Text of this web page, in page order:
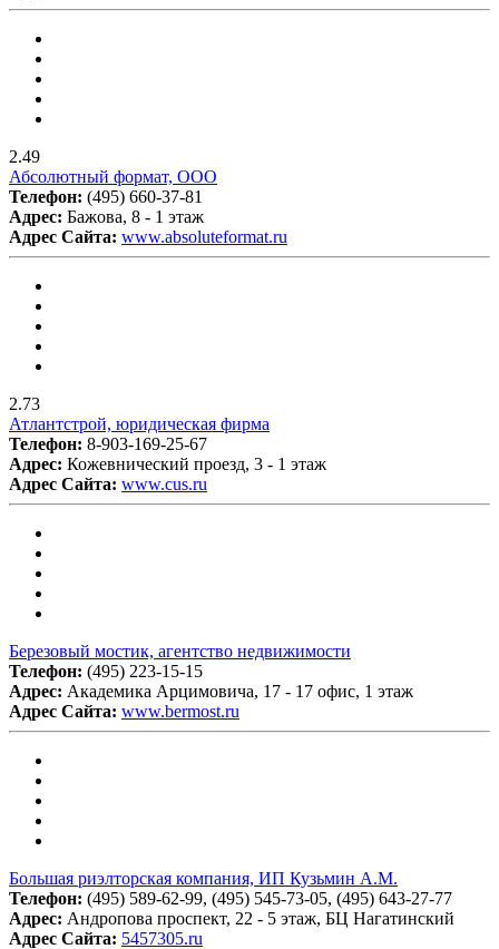
2.49
Абсолютный формат, ООО
Телефон: (495) 660-37-81
Адрес: Бажова, 8 - 1 этаж
Адрес Сайта: www.absoluteformat.ru
2.73
Атлантстрой, юридическая фирма
Телефон: 8-903-169-25-67
Адрес: Кожевнический проезд, 3 - 1 этаж
Адрес Сайта: www.cus.ru
Березовый мостик, агентство недвижимости
Телефон: (495) 223-15-15
Адрес: Академика Арцимовича, 17 - 17 офис, 1 этаж
Адрес Сайта: www.bermost.ru
Большая риэлторская компания, ИП Кузьмин А.М.
Телефон: (495) 589-62-99, (495) 545-73-05, (495) 643-27-77
Адрес: Андропова проспект, 22 - 5 этаж, БЦ Нагатинский
Адрес Сайта: 5457305.ru